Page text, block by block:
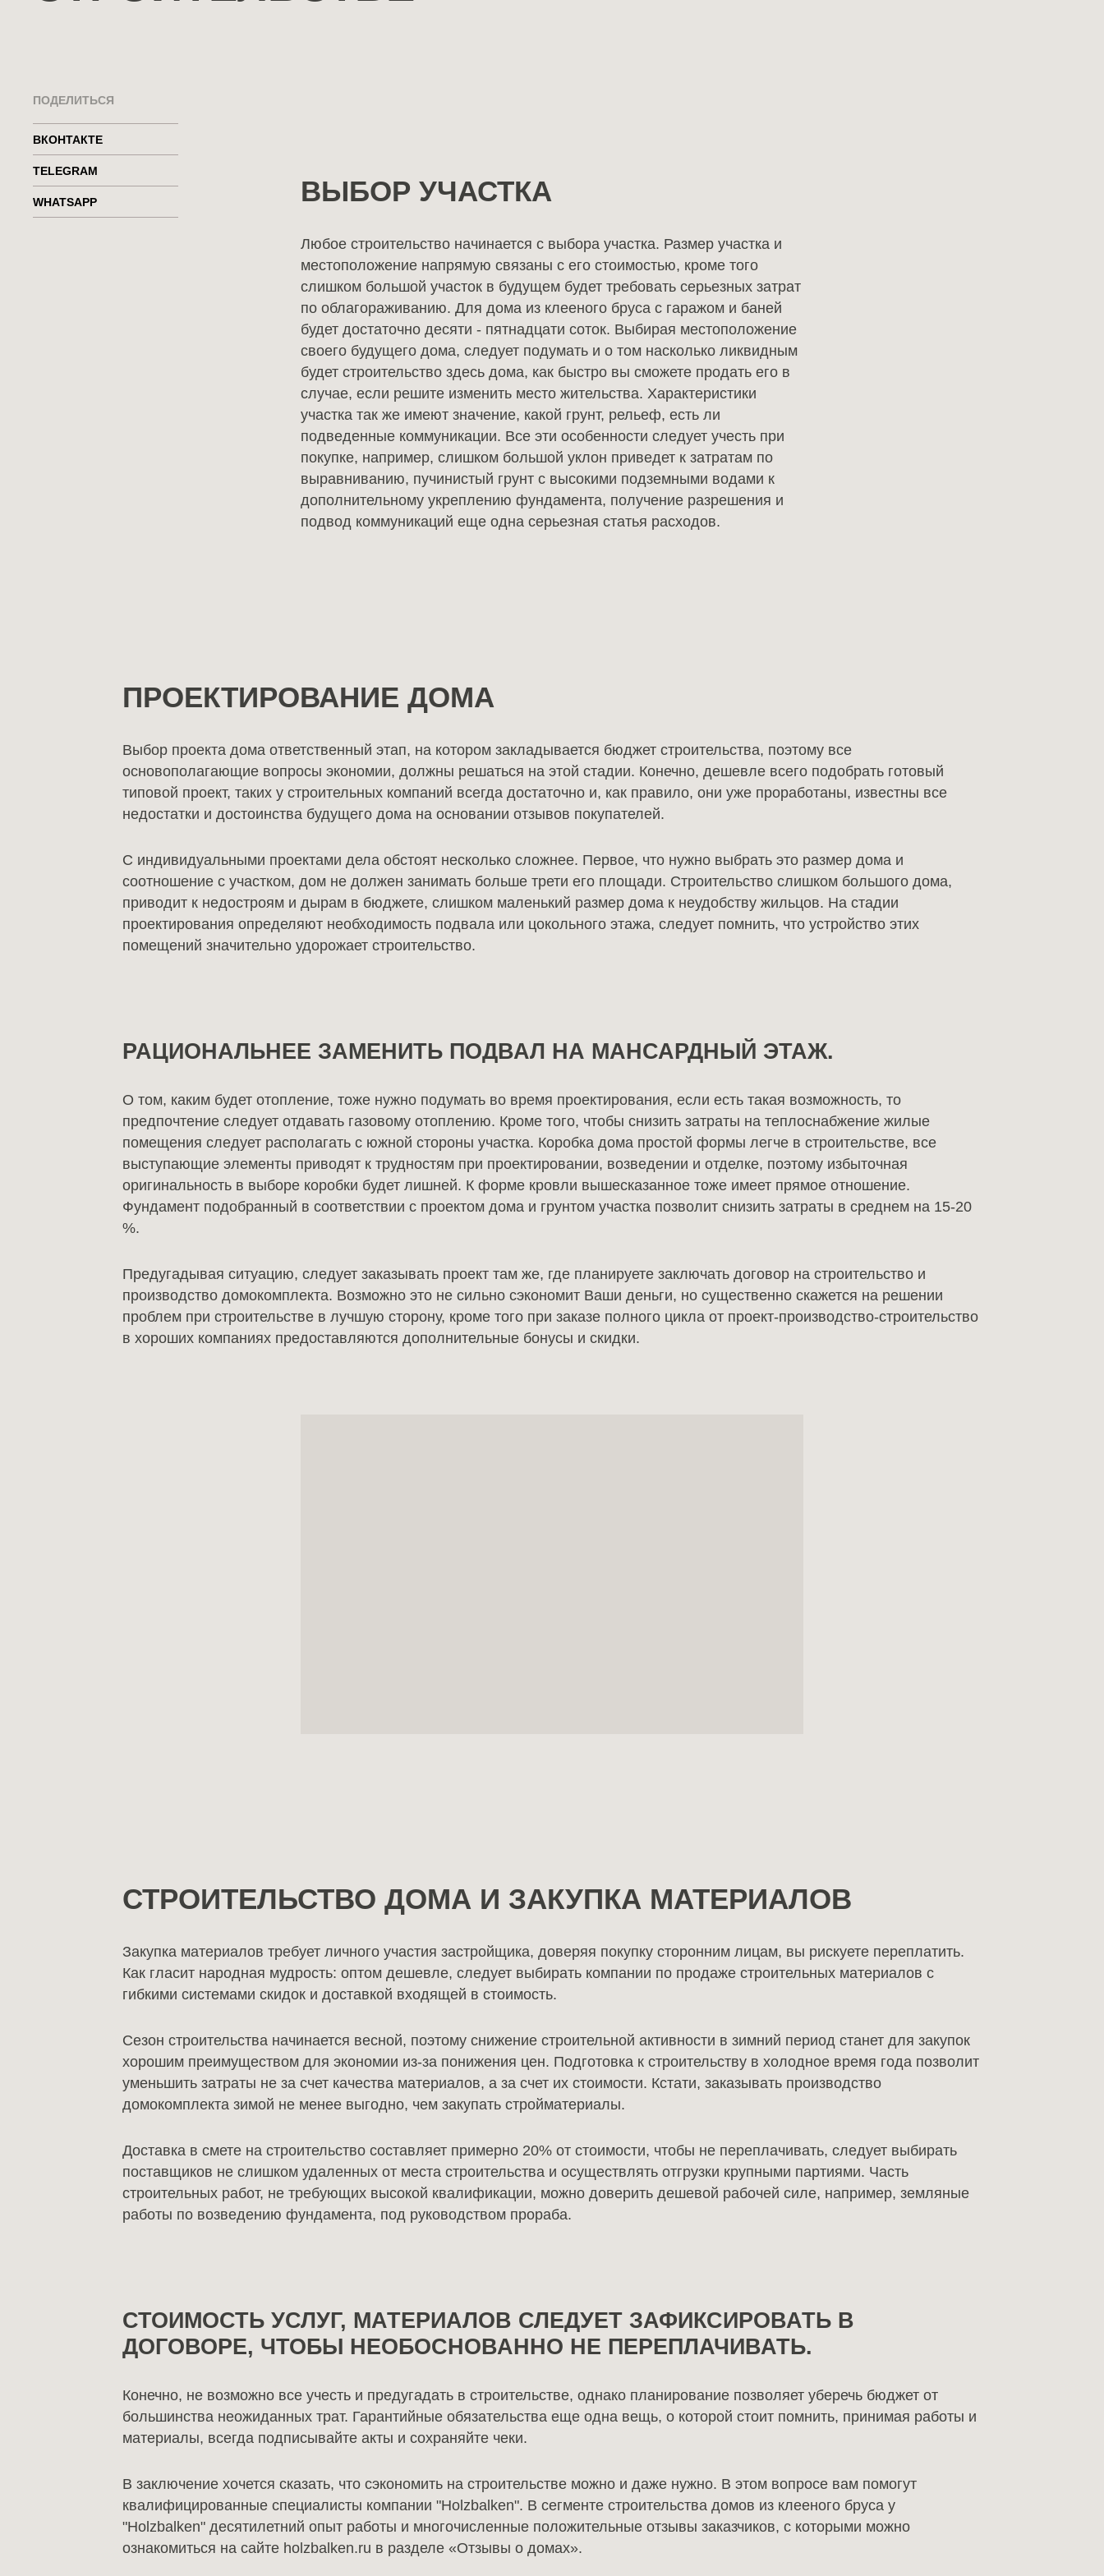
Дома в классическом
holzbalken@mail.ru ВЫБОР УЧАСТКА
Любое строительство начинается с выбора участка. Размер участка и
местоположение напрямую связаны с его стоимостью, кроме того
слишком большой участок в будущем будет требовать серьезных затрат
по облагораживанию. Для дома из клееного бруса с гаражом и баней
будет достаточно десяти - пятнадцати соток. Выбирая местоположение
своего будущего дома, следует подумать и о том насколько ликвидным
будет строительство здесь дома, как быстро вы сможете продать его в
случае, если решите изменить место жительства. Характеристики
участка так же имеют значение, какой грунт, рельеф, есть ли
подведенные коммуникации. Все эти особенности следует учесть при
покупке, например, слишком большой уклон приведет к затратам по
выравниванию, пучинистый грунт с высокими подземными водами к
дополнительному укреплению фундамента, получение разрешения и
подвод коммуникаций еще одна серьезная статья расходов.
ПРОЕКТИРОВАНИЕ ДОМА
Выбор проекта дома ответственный этап, на котором закладывается бюджет строительства, поэтому все
основополагающие вопросы экономии, должны решаться на этой стадии. Конечно, дешевле всего подобрать готовый
типовой проект, таких у строительных компаний всегда достаточно и, как правило, они уже проработаны, известны все
недостатки и достоинства будущего дома на основании отзывов покупателей.
С индивидуальными проектами дела обстоят несколько сложнее. Первое, что нужно выбрать это размер дома и
соотношение с участком, дом не должен занимать больше трети его площади. Строительство слишком большого дома,
приводит к недостроям и дырам в бюджете, слишком маленький размер дома к неудобству жильцов. На стадии
проектирования определяют необходимость подвала или цокольного этажа, следует помнить, что устройство этих
помещений значительно удорожает строительство.
РАЦИОНАЛЬНЕЕ ЗАМЕНИТЬ ПОДВАЛ НА МАНСАРДНЫЙ ЭТАЖ.
О том, каким будет отопление, тоже нужно подумать во время проектирования, если есть такая возможность, то
предпочтение следует отдавать газовому отоплению. Кроме того, чтобы снизить затраты на теплоснабжение жилые
помещения следует располагать с южной стороны участка. Коробка дома простой формы легче в строительстве, все
выступающие элементы приводят к трудностям при проектировании, возведении и отделке, поэтому избыточная
оригинальность в выборе коробки будет лишней. К форме кровли вышесказанное тоже имеет прямое отношение.
Фундамент подобранный в соответствии с проектом дома и грунтом участка позволит снизить затраты в среднем на 15-20
%.
Предугадывая ситуацию, следует заказывать проект там же, где планируете заключать договор на строительство и
производство домокомплекта. Возможно это не сильно сэкономит Ваши деньги, но существенно скажется на решении
проблем при строительстве в лучшую сторону, кроме того при заказе полного цикла от проект-производство-строительство
в хороших компаниях предоставляются дополнительные бонусы и скидки.
СТРОИТЕЛЬСТВО ДОМА И ЗАКУПКА МАТЕРИАЛОВ
Закупка материалов требует личного участия застройщика, доверяя покупку сторонним лицам, вы рискуете переплатить.
Как гласит народная мудрость: оптом дешевле, следует выбирать компании по продаже строительных материалов с
гибкими системами скидок и доставкой входящей в стоимость.
Сезон строительства начинается весной, поэтому снижение строительной активности в зимний период станет для закупок
хорошим преимуществом для экономии из-за понижения цен. Подготовка к строительству в холодное время года позволит
уменьшить затраты не за счет качества материалов, а за счет их стоимости. Кстати, заказывать производство
домокомплекта зимой не менее выгодно, чем закупать стройматериалы.
Доставка в смете на строительство составляет примерно 20% от стоимости, чтобы не переплачивать, следует выбирать
поставщиков не слишком удаленных от места строительства и осуществлять отгрузки крупными партиями. Часть
строительных работ, не требующих высокой квалификации, можно доверить дешевой рабочей силе, например, земляные
работы по возведению фундамента, под руководством прораба.
СТОИМОСТЬ УСЛУГ, МАТЕРИАЛОВ СЛЕДУЕТ ЗАФИКСИРОВАТЬ В
ДОГОВОРЕ, ЧТОБЫ НЕОБОСНОВАННО НЕ ПЕРЕПЛАЧИВАТЬ.
Конечно, не возможно все учесть и предугадать в строительстве, однако планирование позволяет уберечь бюджет от
большинства неожиданных трат. Гарантийные обязательства еще одна вещь, о которой стоит помнить, принимая работы и
материалы, всегда подписывайте акты и сохраняйте чеки.
В заключение хочется сказать, что сэкономить на строительстве можно и даже нужно. В этом вопросе вам помогут
квалифицированные специалисты компании "Holzbalken". В сегменте строительства домов из клееного бруса у
"Holzbalken" десятилетний опыт работы и многочисленные положительные отзывы заказчиков, с которыми можно
ознакомиться на сайте holzbalken.ru в разделе «Отзывы о домах».
ПОДЕЛИТЬСЯ
ВКОНТАКТЕ
TELEGRAM
WHATSAPP